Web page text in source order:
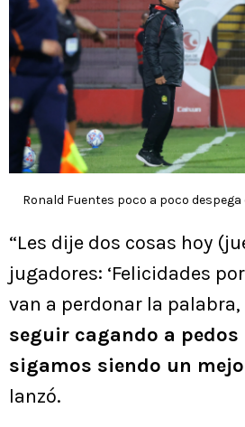
Ronald Fuentes poco a poco
“Les dije dos cosas hoy
jugadores: ‘Felicidades
van a perdonar la palabra,
seguir cagando a pedos
sigamos siendo un
lanzó.